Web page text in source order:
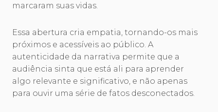
marcaram suas vidas.
Essa abertura cria empatia, tornando-os mais
próximos e acessíveis ao público. A
autenticidade da narrativa permite que a
audiência sinta que está ali para aprender
algo relevante e significativo, e não apenas
para ouvir uma série de fatos desconectados.